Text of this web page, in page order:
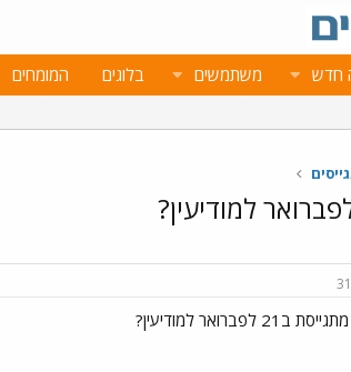
חדש משתמשים בלוגים המומחים
לפברואר למודיעין?